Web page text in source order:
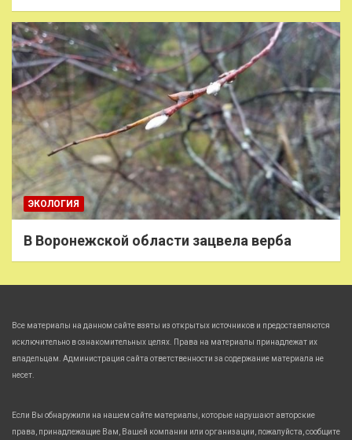
ЭКОЛОГИЯ
В Воронежской области зацвела верба
Все материалы на данном сайте взяты из открытых источников и предоставляются
исключительно в ознакомительных целях. Права на материалы принадлежат их
владельцам. Администрация сайта ответственности за содержание материала не
несет.
Если Вы обнаружили на нашем сайте материалы, которые нарушают авторские
права, принадлежащие Вам, Вашей компании или организации, пожалуйста, сообщите